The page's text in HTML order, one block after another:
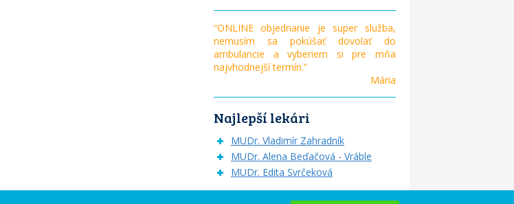
“ONLINE objednanie je super služba,
nemusím sa pokúšať dovolať do
ambulancie a vyberiem si pre mňa
najvhodnejší termín.“
Mária
Najlepší lekári
MUDr. Vladimír Zahradník
MUDr. Alena Beďačová - Vráble
MUDr. Edita Svrčeková